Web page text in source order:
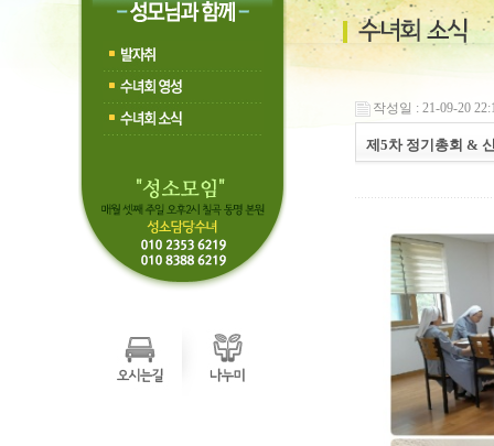
작성일 : 21-09-20
제5차 정기총회 &